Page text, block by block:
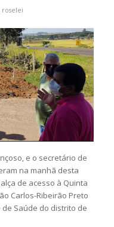
roselei
e o secretário de
na manhã desta
de acesso à Quinta
Carlos-Ribeirão Preto
Saúde do distrito de